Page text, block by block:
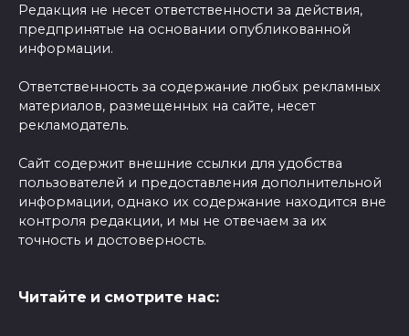
Редакция не несет ответственности за действия,
предпринятые на основании опубликованной
информации.
Ответственность за содержание любых рекламных
материалов, размещенных на сайте, несет
рекламодатель.
Сайт содержит внешние ссылки для удобства
пользователей и предоставления дополнительной
информации, однако их содержание находится вне
контроля редакции, и мы не отвечаем за их
точность и достоверность.
Читайте и смотрите нас: